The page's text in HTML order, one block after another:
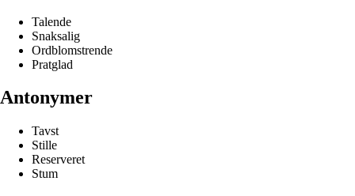
Talende
Snaksalig
Ordblomstrende
Pratglad
Antonymer
Tavst
Stille
Reserveret
Stum